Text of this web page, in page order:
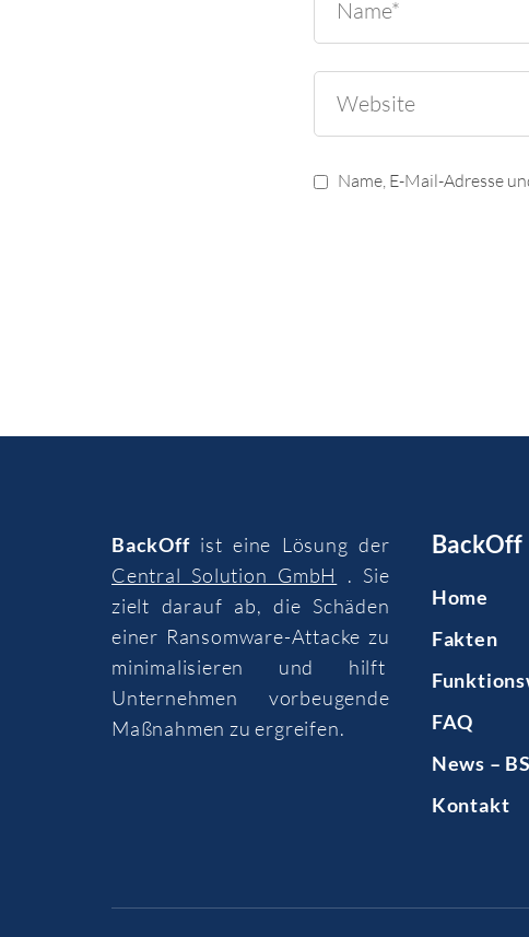
Name, E-Mail-Adresse
BackOffist eine Lösung der
Central Solution GmbH
. Sie
zielt darauf ab, die Schäden
einer Ransomware-Attacke zu
minimalisieren und hilft
Unternehmen vorbeugende
Maßnahmen zu ergreifen.
BackOff
Home
Fakten
FAQ
News –
Kontakt